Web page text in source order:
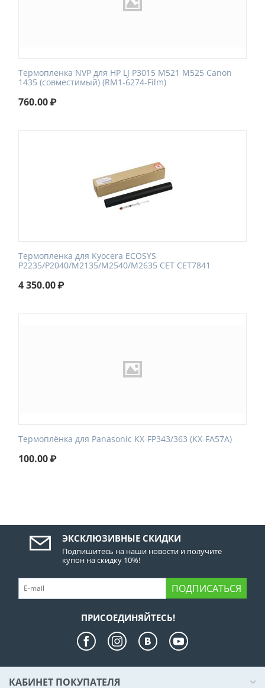
Термопленка NVP для HP LJ P3015 M521 M525 Canon
1435 (совместимый) (RM1-6274-Film)
760.00₽
Термопленка для Kyocera ECOSYS
P2235/P2040/M2135/M2540/M2635 CET CET7841
4 350.00₽
Термоплёнка для Panasonic KX-FP343/363 (KX-FA57A)
100.00₽
ЭКСКЛЮЗИВНЫЕ СКИДКИ
Подпишитесь на наши новости и получите
купон на скидку 10%!
ПОДПИСАТЬСЯ
ПРИСОЕДИНЯЙТЕСЬ!
КАБИНЕТ ПОКУПАТЕЛЯ